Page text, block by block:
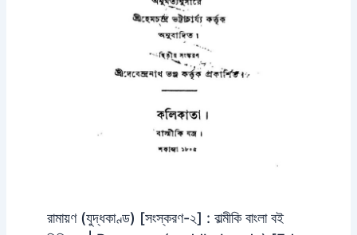
রামায়ণ (যুদ্ধকাণ্ড) [সংস্করণ-২] : বাল্মীকি বাংলা বই